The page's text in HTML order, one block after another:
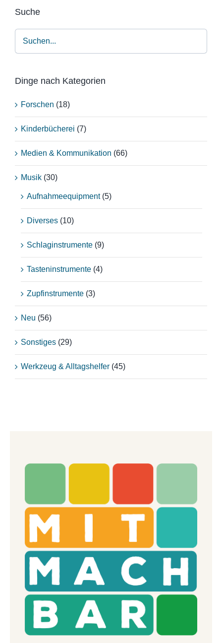
Suche
Dinge nach Kategorien
Forschen (18)
Kinderbücherei (7)
Medien & Kommunikation (66)
Musik (30)
Aufnahmeequipment (5)
Diverses (10)
Schlaginstrumente (9)
Tasteninstrumente (4)
Zupfinstrumente (3)
Neu (56)
Sonstiges (29)
Werkzeug & Alltagshelfer (45)